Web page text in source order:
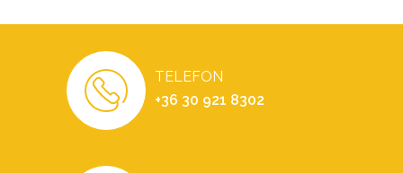
TELEFON
+36 30 921 8302